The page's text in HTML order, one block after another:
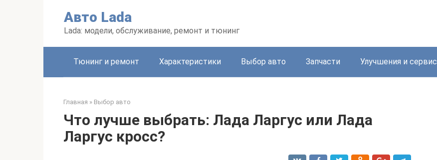
Авто Lada
Lada: модели, обслуживание, ремонт и тюнинг
Тюнинг и ремонт Характеристики Выбор авто Запчасти Улучшения и сервис
Главная » Выбор авто
Что лучше выбрать: Лада Ларгус или Лада
Ларгус кросс?